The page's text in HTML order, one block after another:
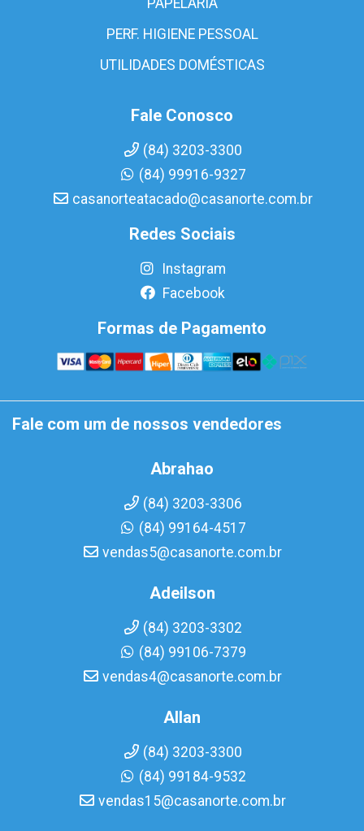
PAPELARIA
PERF. HIGIENE PESSOAL
UTILIDADES DOMÉSTICAS
Fale Conosco
(84) 3203-3300
(84) 99916-9327
casanorteatacado@casanorte.com.br
Redes Sociais
Instagram
Facebook
Formas de Pagamento
Fale com um de nossos vendedores
Abrahao
(84) 3203-3306
(84) 99164-4517
vendas5@casanorte.com.br
Adeilson
(84) 3203-3302
(84) 99106-7379
vendas4@casanorte.com.br
Allan
(84) 3203-3300
(84) 99184-9532
vendas15@casanorte.com.br